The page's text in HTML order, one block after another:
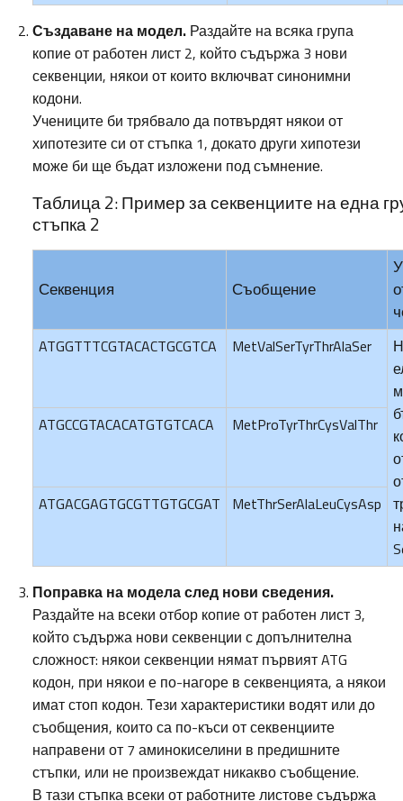
Създаване на модел. Раздайте на всяка група
копие от работен лист 2, който съдържа 3 нови
секвенции, някои от които включват синонимни
кодони.
Учениците би трябвало да потвърдят някои от
хипотезите си от стъпка 1, докато други хипотези
може би ще бъдат изложени под съмнение.
Таблица 2: Пример за секвенциите на една
стъпка 2
Секвенция Съобщение
ATGGTTTCGTACACTGCGTCA MetValSerTyrThrAlaSer
ATGCCGTACACATGTGTCACA MetProTyrThrCysValThr
ATGACGAGTGCGTTGTGCGAT MetThrSerAlaLeuCysAsp
Поправка на модела след нови сведения.
Раздайте на всеки отбор копие от работен лист 3,
който съдържа нови секвенции с допълнителна
сложност: някои секвенции нямат първият ATG
кодон, при някои е по-нагоре в секвенцията, а някои
имат стоп кодон. Тези характеристики водят или до
съобщения, които са по-къси от секвенциите
направени от 7 аминокиселини в предишните
стъпки, или не произвеждат никакво съобщение.
В тази стъпка всеки от работните листове съдържа